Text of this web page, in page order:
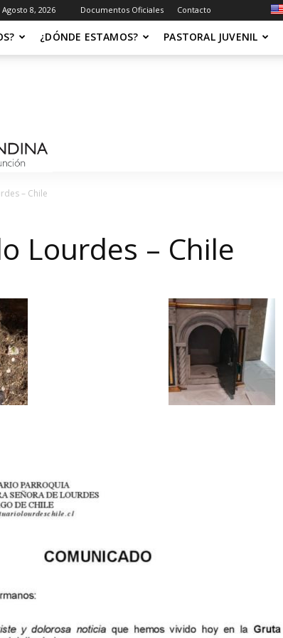
Agosto 8, 2026 Documentos Oficiales Contacto
¿DÓNDE ESTAMOS? PASTORAL JUVENIL
– Chile
Lourdes – Chile